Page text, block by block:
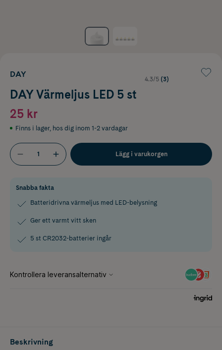
DAY
4.3/5 (3)
DAY Värmeljus LED 5 st
25 kr
Finns i lager, hos dig inom 1-2 vardagar
Lägg i varukorgen
Snabba fakta
Batteridrivna värmeljus med LED-belysning
Ger ett varmt vitt sken
5 st CR2032-batterier ingår
Beskrivning